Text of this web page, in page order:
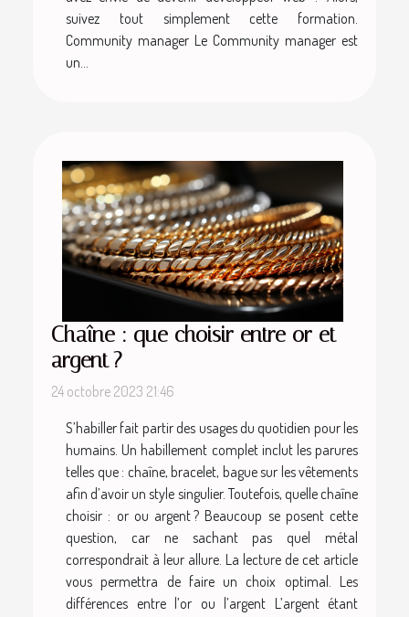
suivez tout simplement cette formation.
Community manager Le Community manager est
un...
Chaîne : que choisir entre or et
argent ?
24 octobre 2023 21:46
S’habiller fait partir des usages du quotidien pour les
humains. Un habillement complet inclut les parures
telles que : chaîne, bracelet, bague sur les vêtements
afin d’avoir un style singulier. Toutefois, quelle chaîne
choisir : or ou argent ? Beaucoup se posent cette
question, car ne sachant pas quel métal
correspondrait à leur allure. La lecture de cet article
vous permettra de faire un choix optimal. Les
différences entre l’or ou l’argent L’argent étant